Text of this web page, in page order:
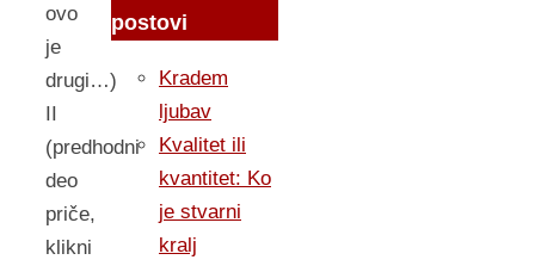
ovo
je
drugi…)
II
(predhodni
deo
priče,
klikni
postovi
Kradem
ljubav
Kvalitet ili
kvantitet: Ko
je stvarni
kralj